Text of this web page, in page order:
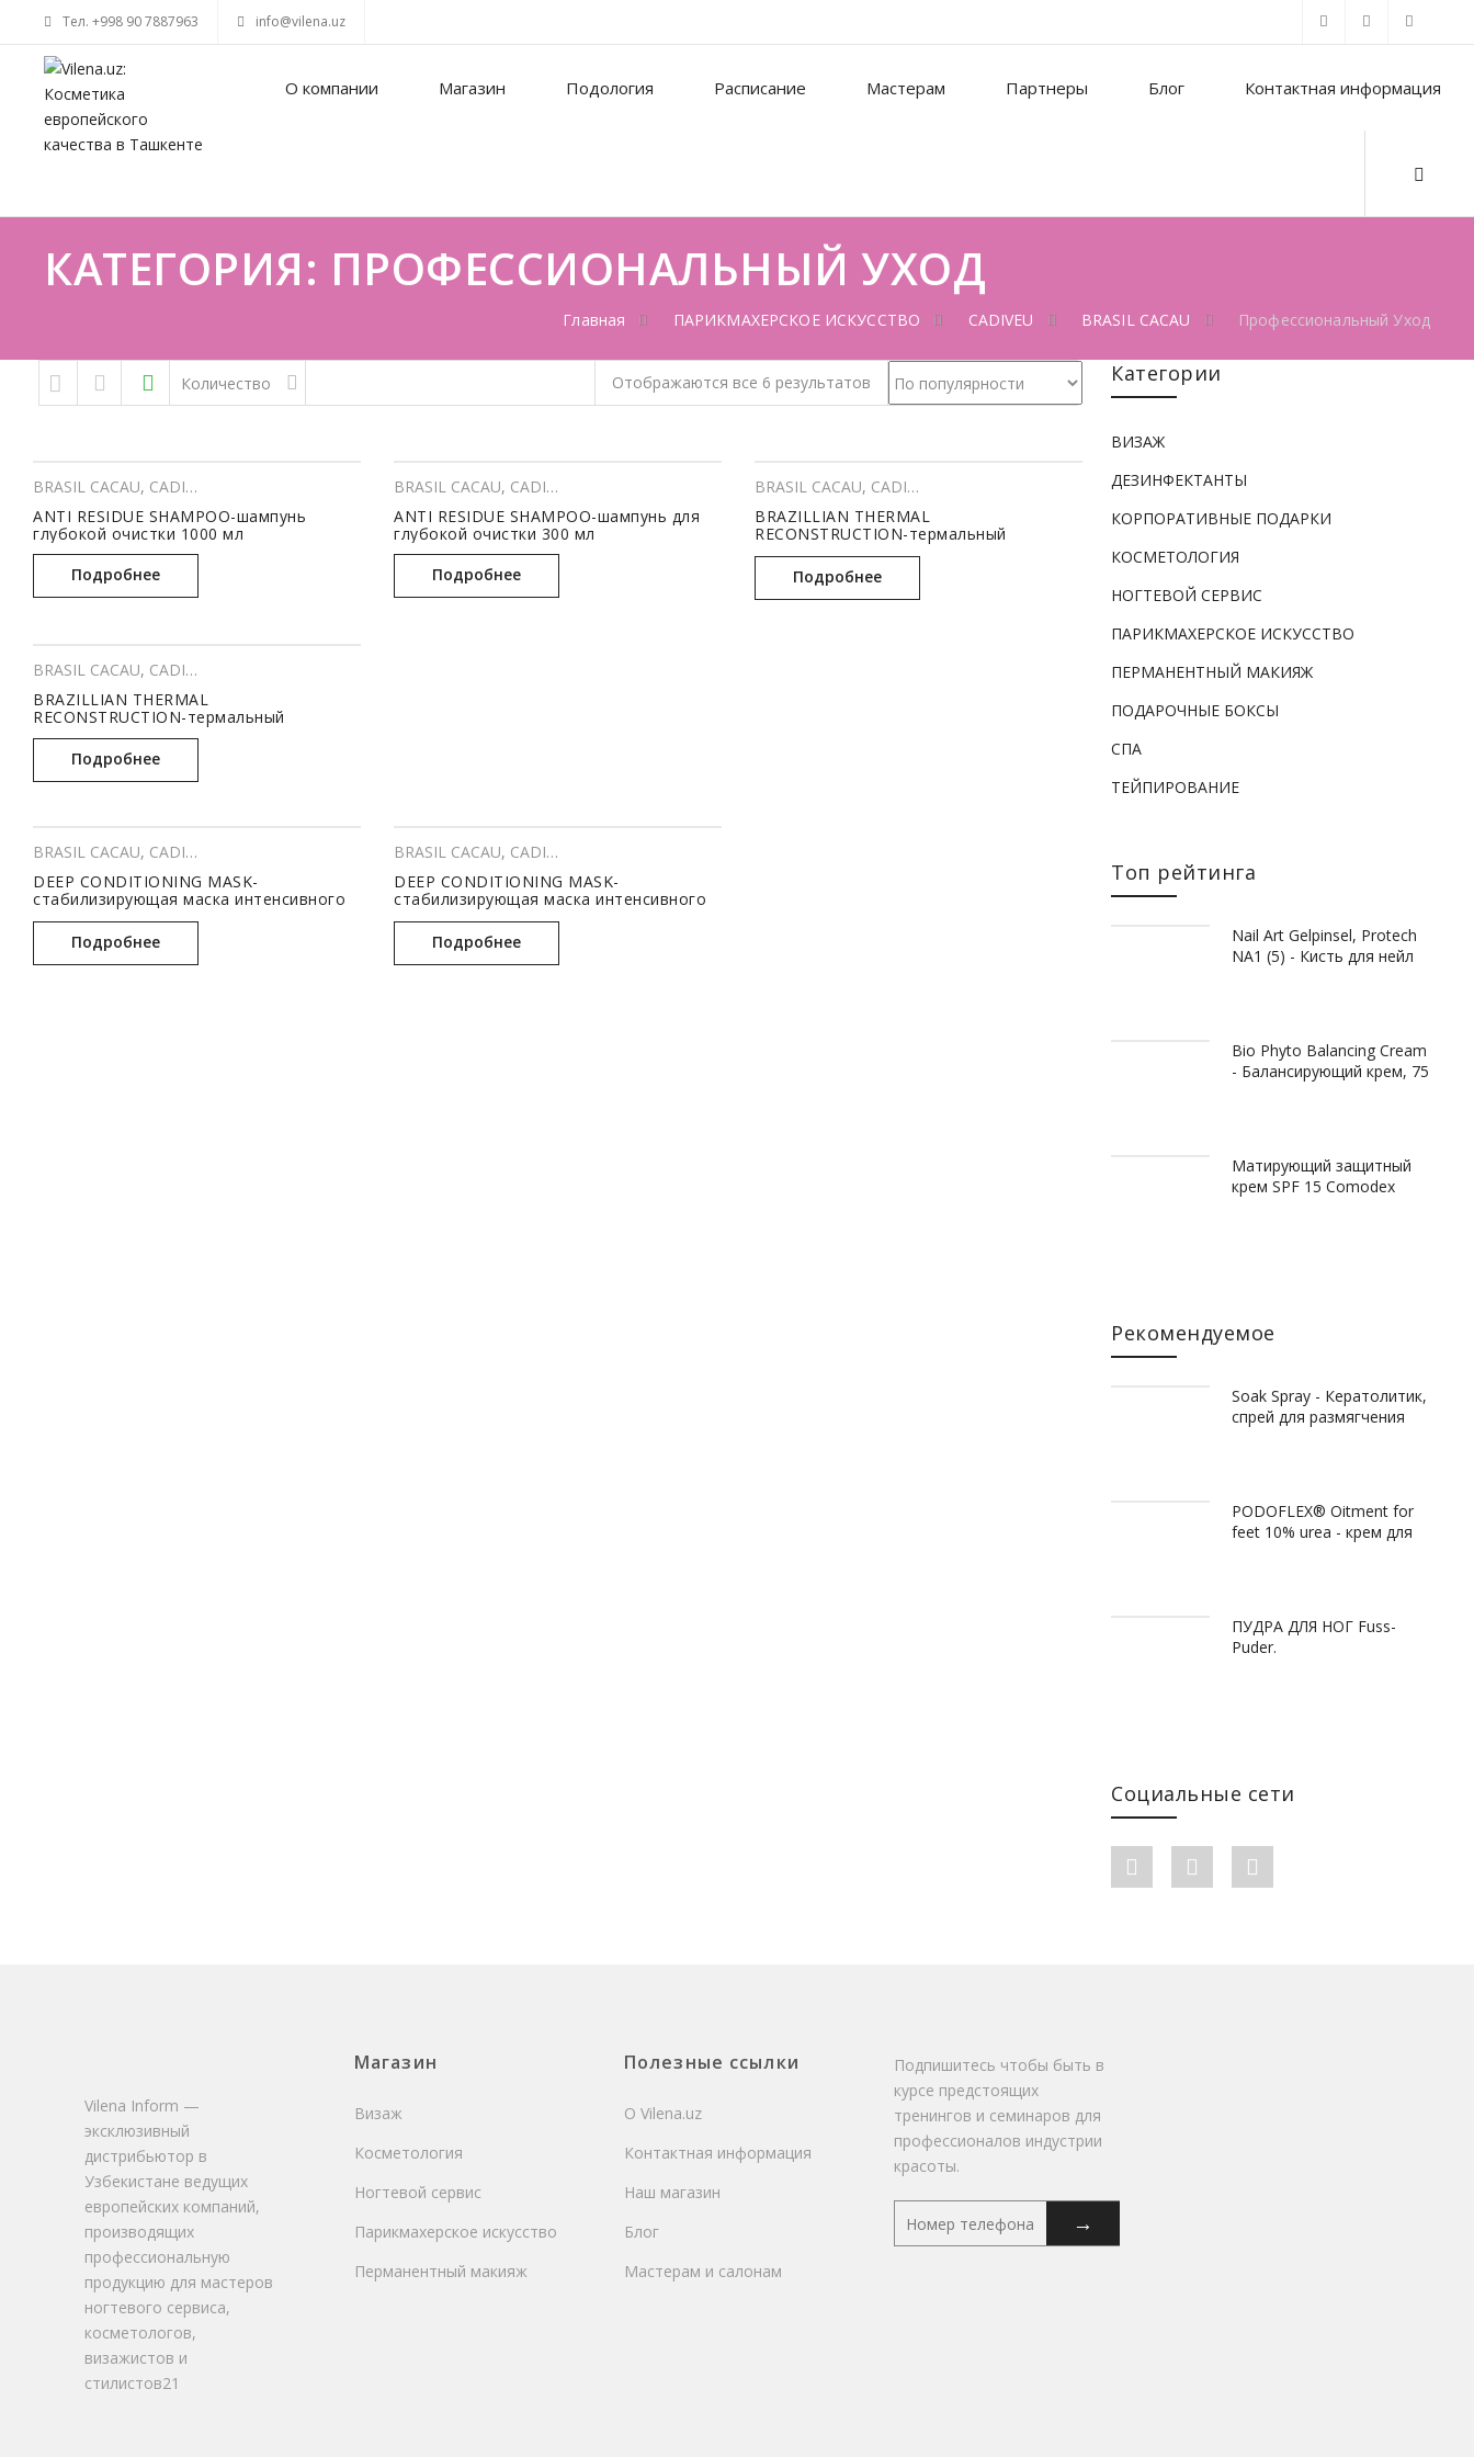
Тел. +998 90 7887963 info@vilena.uz
О компании Магазин Подология Расписание Мастерам Партнеры Блог Контактная информация
КАТЕГОРИЯ: ПРОФЕССИОНАЛЬНЫЙ УХОД
Главная ПАРИКМАХЕРСКОЕ ИСКУССТВО CADIVEU BRASIL CACAU Профессиональный Уход
Skip to content
Количество Отображаются все 6 результатов
BRASIL CACAU, CADIVEU
Профессиональный уход
ANTI RESIDUE SHAMPOO-шампунь
глубокой очистки 1000 мл
Подробнее
BRASIL CACAU, CADIVEU ПАРИКМАХЕРСКОЕ ИСКУССТВО,Профессиональный уход
ANTI RESIDUE SHAMPOO-шампунь для
глубокой очистки 300 мл
Подробнее
BRASIL CACAU, CADIVEU ПАРИКМАХЕРСКОЕ ИСКУССТВО,Профессиональный уход
BRAZILLIAN THERMAL
RECONSTRUCTION-термальный
реконструктор 1000 мл
Подробнее
BRASIL CACAU, CADIVEU
BRAZILLIAN THERMAL
RECONSTRUCTION-термальный
реконструктор 300 мл
Подробнее
BRASIL CACAU, CADIVEU ПАРИКМАХЕРСКОЕ ИСКУССТВО,Профессиональный уход
DEEP CONDITIONING MASK-
стабилизирующая маска интенсивного
питания 1000 мл
Подробнее
BRASIL CACAU, CADIVEU
DEEP CONDITIONING MASK-
стабилизирующая маска интенсивного
питания 300 мл
Подробнее
Категории
ВИЗАЖ
ДЕЗИНФЕКТАНТЫ
КОРПОРАТИВНЫЕ ПОДАРКИ
КОСМЕТОЛОГИЯ
НОГТЕВОЙ СЕРВИС
ПАРИКМАХЕРСКОЕ ИСКУССТВО
ПЕРМАНЕНТНЫЙ МАКИЯЖ
ПОДАРОЧНЫЕ БОКСЫ
СПА
ТЕЙПИРОВАНИЕ
Топ рейтинга
Nail Art Gelpinsel, Protech
NA1 (5) - Кисть для нейл
Bio Phyto Balancing Cream
- Балансирующий крем, 75
Матирующий защитный
крем SPF 15 Comodex
Рекомендуемое
Soak Spray - Кератолитик,
спрей для размягчения
PODOFLEX® Oitment for
feet 10% urea - крем для
ПУДРА ДЛЯ НОГ Fuss-
Puder.
Социальные сети
Facebook linkInstagram link
Vilena Inform —
эксклюзивный
дистрибьютор в
Узбекистане ведущих
европейских компаний,
производящих
профессиональную
продукцию для мастеров
ногтевого сервиса,
косметологов,
визажистов и
стилистов21
Магазин
Визаж
Косметология
Ногтевой сервис
Парикмахерское искусство
Перманентный макияж
Полезные ссылки
О Vilena.uz
Контактная информация
Наш магазин
Блог
Мастерам и салонам
Подпишитесь чтобы быть в
курсе предстоящих
тренингов и семинаров для
профессионалов индустрии
красоты.